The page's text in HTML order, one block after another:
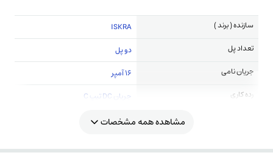
سازنده ( برند )
ISKRA
تعداد پل
دو پل
جریان نامی
16 آمپر
رده کاری
جریان DC تیپ C
مشاهده همه مشخصات